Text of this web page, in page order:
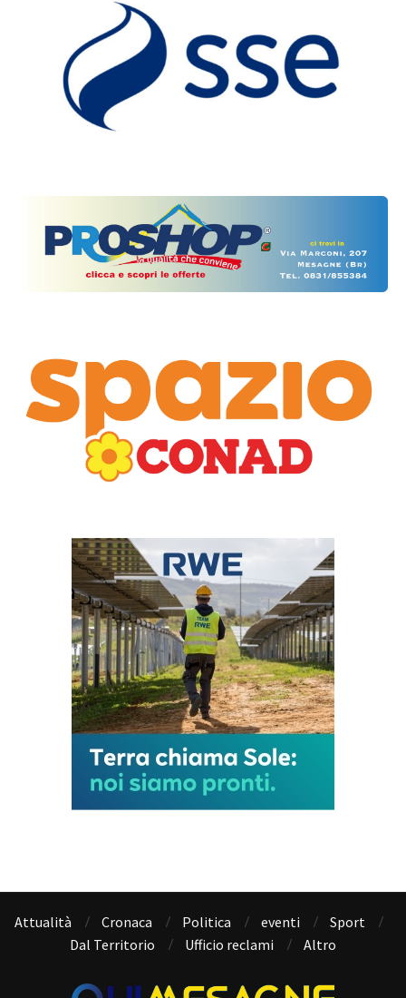
Attualità Cronaca Politica eventi
Sport
Dal Territorio
Ufficio reclami Altro